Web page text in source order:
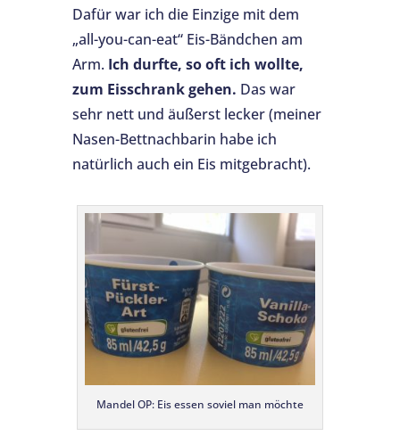
Dafür war ich die Einzige mit dem
„all-you-can-eat“ Eis-Bändchen am
Arm. Ich durfte, so oft ich wollte,
zum Eisschrank gehen. Das war
sehr nett und äußerst lecker (meiner
Nasen-Bettnachbarin habe ich
natürlich auch ein Eis mitgebracht).
Mandel OP: Eis essen soviel man möchte